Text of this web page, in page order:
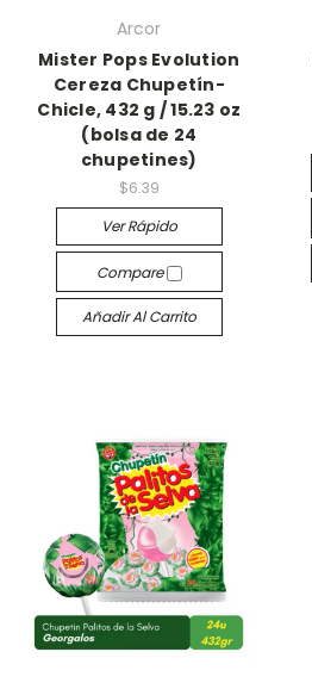
Arcor
Mister Pops Evolution
Cereza Chupetín-
Chicle, 432 g / 15.23 oz
(bolsa de 24
chupetines)
$6.39
Ver Rápido
Compare
Añadir Al Carrito